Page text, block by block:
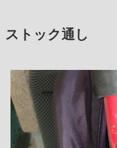
ストック通し